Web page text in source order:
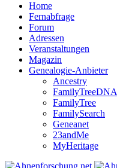
Home
Fernabfrage
Forum
Adressen
Veranstaltungen
Magazin
Genealogie-Anbieter
Ancestry
FamilyTreeDNA
FamilyTree
FamilySearch
Geneanet
23andMe
MyHeritage